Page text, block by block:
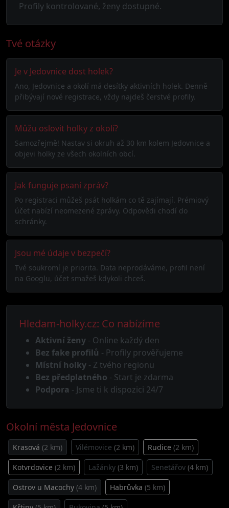
Profily kontrolované, ženy dostupné.
Tvé otázky
Je v Jedovnice dost holek?
Ano, Jedovnice a okolí má desítky aktivních holek. Denně
přibývají nové registrace, vždy najdeš čerstvé profily.
Můžu oslovit holky z okolí?
Samozřejmě! Nastav si okruh až 30 km kolem Jedovnice a
objevi holky ze všech okolních obcí.
Jak funguje psaní zpráv?
Po registraci můžeš psát holkám co tě zajímají. Prémiový
účet nabízí neomezené zprávy. Odpovědi chodí do
schránky.
Jsou mé údaje v bezpečí?
Tvé soukromí je priorita. Data neprodáváme, profil není
na Googlu, účet smažeš kdykoli chceš.
Hledam-holky.cz: Co nabízíme
Aktivní ženy - Online každý den
Bez fake profilů - Profily prověřujeme
Místní holky - Z tvého regionu
Bez předplatného - Start je zdarma
Podpora - Jsme ti k dispozici 24/7
Okolní města Jedovnice
Krasová (2 km) Vilémovice (2 km) Rudice (2 km)
Kotvrdovice (2 km) Lažánky (3 km) Senetářov (4 km)
Ostrov u Macochy (4 km) Habrůvka (5 km)